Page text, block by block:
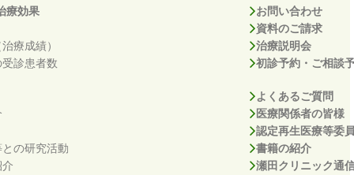
療効果
療成績）
受診患者数
の研究活動
お問い合わせ
資料のご請求
治療説明会
初診予約・ご相談
よくあるご質問
医療関係者の皆様
認定再生医療等委
書籍の紹介
瀬田クリニック通